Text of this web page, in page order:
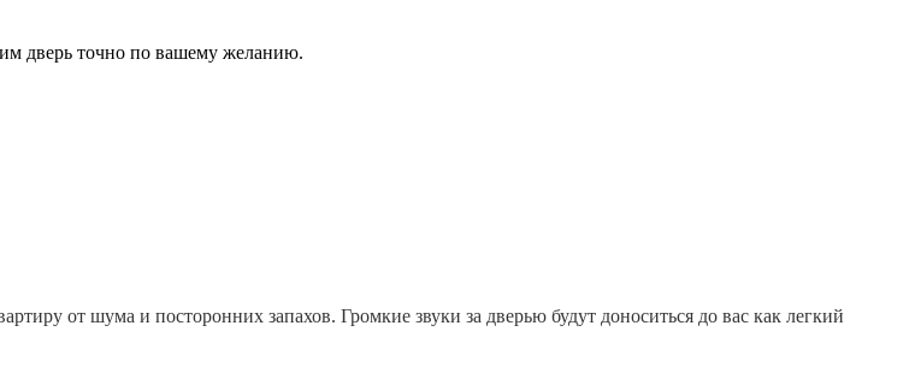
дверь точно по вашему желанию.
от шума и посторонних запахов. Громкие звуки за дверью будут доноситься до вас как легкий